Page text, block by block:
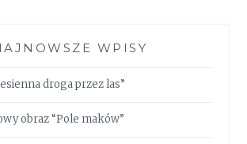
WPISY
droga przez las”
obraz “Pole maków”